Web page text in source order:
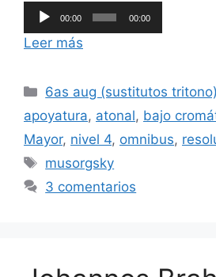
Reproductor
de
audio
00:00 00:00
Leer más
Categorías
6as aug (sustitutos tritono)
apoyatura, atonal, bajo
Mayor, nivel 4, omnibus,
Etiquetas
musorgsky
3 comentarios